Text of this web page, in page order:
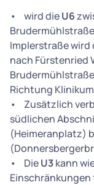
• wird dieU6
Implerstraße wird
nach Fürstenried
Richtung
• Zusätzlich
südlichen
(Heimeranplatz)
• DieU3kann
Einschränkungen